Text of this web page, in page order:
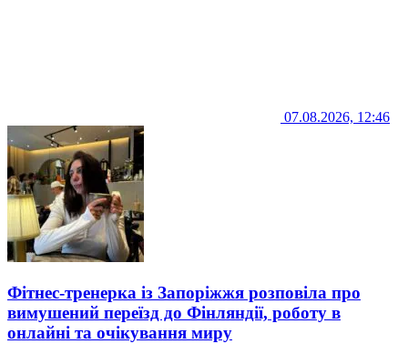
07.08.2026, 12:46
Фітнес-тренерка із Запоріжжя розповіла про
вимушений переїзд до Фінляндії, роботу в
онлайні та очікування миру